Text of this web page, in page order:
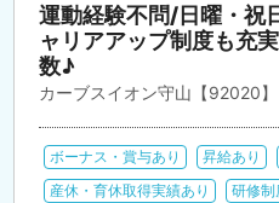
運動経験不問/日曜・祝
ャリアアップ制度も充
数♪
カーブスイオン守山【92020】
ボーナス・賞与あり 昇給あり
産休・育休取得実績あり
研修制